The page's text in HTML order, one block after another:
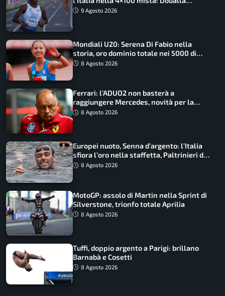
straordinaria
9 Agosto 2026
Mondiali U20: Serena Di Fabio nella
storia, oro dominio totale nei 5000 di
marcia
8 Agosto 2026
Ferrari: l’ADUO2 non basterà a
raggiungere Mercedes, novità per la
Macarena
8 Agosto 2026
Europei nuoto, Senna d’argento: l’Italia
sfiora l’oro nella staffetta, Paltrinieri da
urlo, il bilancio azzurro
8 Agosto 2026
MotoGP: assolo di Martin nella Sprint di
Silverstone, trionfo totale Aprilia
8 Agosto 2026
Tuffi, doppio argento a Parigi: brillano
Barnabà e Cosetti
8 Agosto 2026